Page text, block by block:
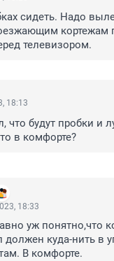
сидеть. Надо
кортежам
телевизором.
18:13
что будут пробки и
в комфорте?
18:33
уж понятно,что
должен куда-нить в
В комфорте.